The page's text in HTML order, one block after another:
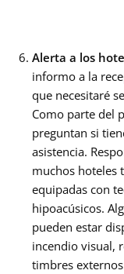
Alerta a los
informo a la
que necesitaré
Como parte del
preguntan si
asistencia.
muchos hoteles
equipadas con
hipoacúsicos.
pueden estar
incendio visual,
timbres